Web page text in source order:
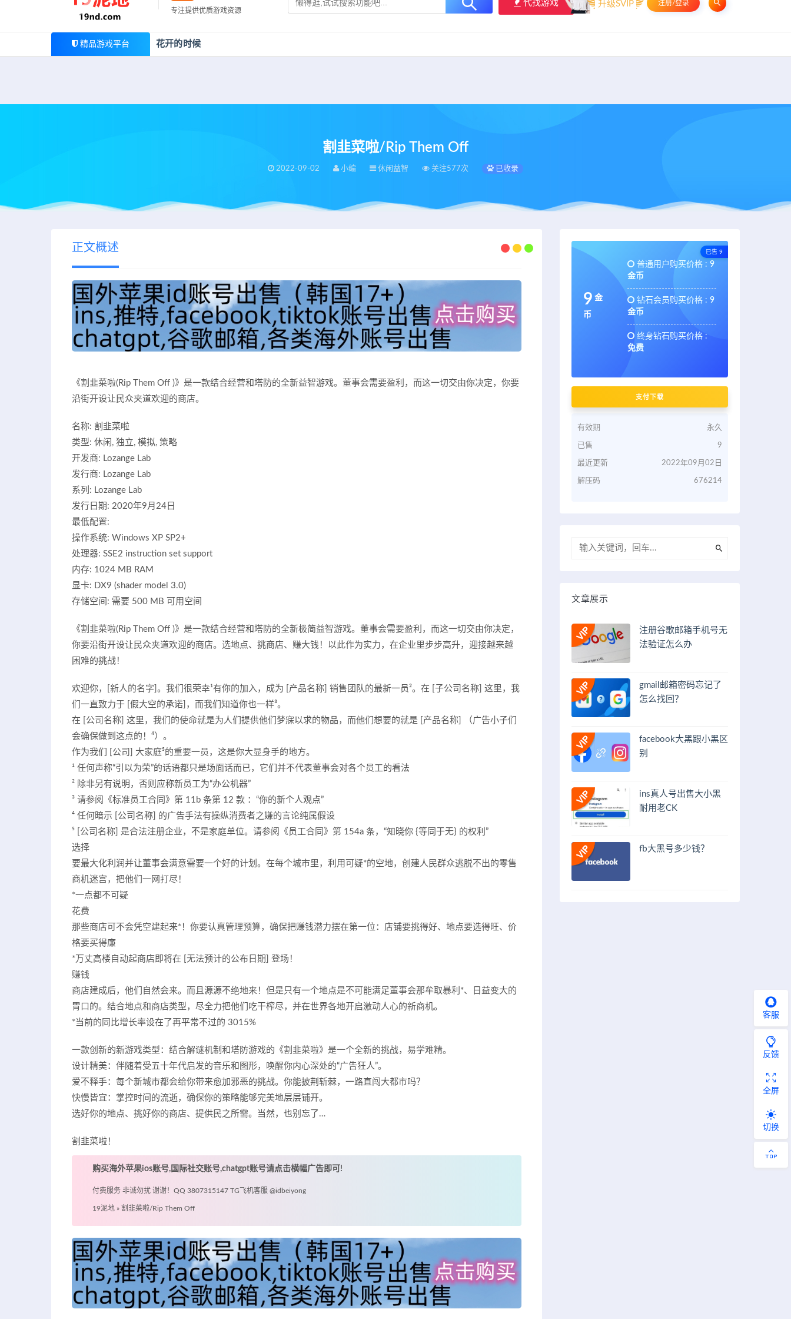
欢迎您光临19泥地，本站一家大型游戏资源整合站，为广大用户提供最新、最优质的资源下载！ 热门标签 资源专题 资源存档
专注提供优质游戏资源
代找游戏 升级SVIP 注册/登录
精品游戏平台 花开的时候
割韭菜啦/Rip Them Off
2022-09-02 小编 休闲益智 关注577次 已收录
正文概述
《割韭菜啦(Rip Them Off )》是一款结合经营和塔防的全新益智游戏。董事会需要盈利，而这一切交由你决定，你要
沿街开设让民众夹道欢迎的商店。
名称: 割韭菜啦
类型: 休闲, 独立, 模拟, 策略
开发商: Lozange Lab
发行商: Lozange Lab
系列: Lozange Lab
发行日期: 2020年9月24日
最低配置:
操作系统: Windows XP SP2+
处理器: SSE2 instruction set support
内存: 1024 MB RAM
显卡: DX9 (shader model 3.0)
存储空间: 需要 500 MB 可用空间
《割韭菜啦(Rip Them Off )》是一款结合经营和塔防的全新极简益智游戏。董事会需要盈利，而这一切交由你决定，
你要沿街开设让民众夹道欢迎的商店。选地点、挑商店、赚大钱！以此作为实力，在企业里步步高升，迎接越来越
困难的挑战！
欢迎你，[新人的名字]。我们很荣幸¹有你的加入，成为 [产品名称] 销售团队的最新一员²。在 [子公司名称] 这里，我
们一直致力于 [假大空的承诺]，而我们知道你也一样³。
在 [公司名称] 这里，我们的使命就是为人们提供他们梦寐以求的物品，而他们想要的就是 [产品名称] （广告小子们
会确保做到这点的！⁴）。
作为我们 [公司] 大家庭⁵的重要一员，这是你大显身手的地方。
¹ 任何声称“引以为荣”的话语都只是场面话而已，它们并不代表董事会对各个员工的看法
² 除非另有说明，否则应称新员工为“办公机器”
³ 请参阅《标准员工合同》第 11b 条第 12 款 ：“你的新个人观点”
⁴ 任何暗示 [公司名称] 的广告手法有操纵消费者之嫌的言论纯属假设
⁵ [公司名称] 是合法注册企业，不是家庭单位。请参阅《员工合同》第 154a 条，“知晓你 {等同于无} 的权利”
选择
要最大化利润并让董事会满意需要一个好的计划。在每个城市里，利用可疑*的空地，创建人民群众逃脱不出的零售
商机迷宫，把他们一网打尽！
*一点都不可疑
花费
那些商店可不会凭空建起来*！你要认真管理预算，确保把赚钱潜力摆在第一位：店铺要挑得好、地点要选得旺、价
格要买得廉
*万丈高楼自动起商店即将在 [无法预计的公布日期] 登场！
赚钱
商店建成后，他们自然会来。而且源源不绝地来！但是只有一个地点是不可能满足董事会那牟取暴利*、日益变大的
胃口的。结合地点和商店类型，尽全力把他们吃干榨尽，并在世界各地开启激动人心的新商机。
*当前的同比增长率设在了再平常不过的 3015%
一款创新的新游戏类型：结合解谜机制和塔防游戏的《割韭菜啦》是一个全新的挑战，易学难精。
设计精美：伴随着受五十年代启发的音乐和图形，唤醒你内心深处的“广告狂人”。
爱不释手：每个新城市都会给你带来愈加邪恶的挑战。你能披荆斩棘，一路直闯大都市吗？
快慢皆宜：掌控时间的流逝，确保你的策略能够完美地层层铺开。
选好你的地点、挑好你的商店、提供民之所需。当然，也别忘了…
割韭菜啦！
购买海外苹果ios账号,国际社交账号,chatgpt账号请点击横幅广告即可!
付费服务 非诚勿扰 谢谢！QQ 3807315147 TG飞机客服 @idbeiyong
19泥地 » 割韭菜啦/Rip Them Off
已售 9
9 金
币
普通用户购买价格 : 9
金币
钻石会员购买价格 : 9
金币
终身钻石购买价格 :
免费
支付下载
有效期 永久
已售 9
最近更新 2022年09月02日
解压码 676214
文章展示
注册谷歌邮箱手机号无
法验证怎么办
gmail邮箱密码忘记了
怎么找回？
facebook大黑跟小黑区
别
ins真人号出售大小黑
耐用老CK
fb大黑号多少钱？
客服
反馈
全屏
切换